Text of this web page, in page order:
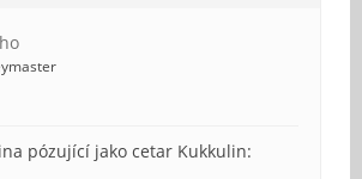
pózující jako cetar Kukkulin: